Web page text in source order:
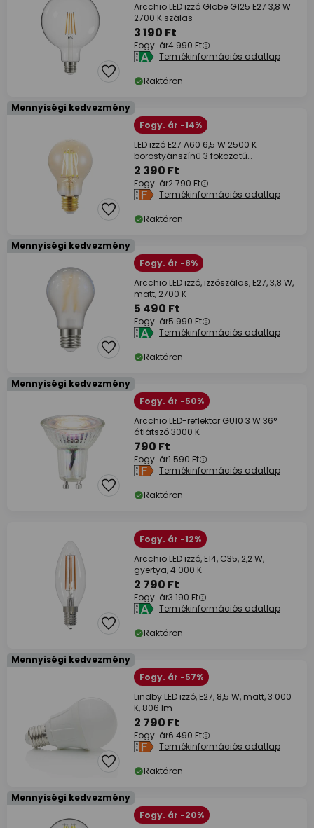
Arcchio LED izzó Globe G125 E27 3,8 W
2700 K szálas
3 190 Ft
Fogy. ár4 990 Ft
Termékinformációs adatlap
Raktáron
Mennyiségi kedvezmény
Fogy. ár -14%
LED izzó E27 A60 6,5 W 2500 K
borostyánszínű 3 fokozatú
dimmelhető
2 390 Ft
Fogy. ár2 790 Ft
Termékinformációs adatlap
Raktáron
Mennyiségi kedvezmény
Fogy. ár -8%
Arcchio LED izzó, izzószálas, E27, 3,8 W,
matt, 2700 K
5 490 Ft
Fogy. ár5 990 Ft
Termékinformációs adatlap
Raktáron
Mennyiségi kedvezmény
Fogy. ár -50%
Arcchio LED-reflektor GU10 3 W 36°
átlátszó 3000 K
790 Ft
Fogy. ár1 590 Ft
Termékinformációs adatlap
Raktáron
Fogy. ár -12%
Arcchio LED izzó, E14, C35, 2,2 W,
gyertya, 4 000 K
2 790 Ft
Fogy. ár3 190 Ft
Termékinformációs adatlap
Raktáron
Mennyiségi kedvezmény
Fogy. ár -57%
Lindby LED izzó, E27, 8,5 W, matt, 3 000
K, 806 lm
2 790 Ft
Fogy. ár6 490 Ft
Termékinformációs adatlap
Raktáron
Mennyiségi kedvezmény
Fogy. ár -20%